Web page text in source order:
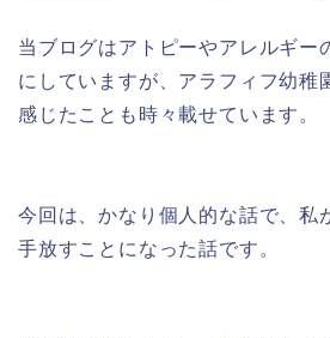
当ブログはアトピーやアレルギー
にしていますが、アラフィフ幼稚
感じたことも時々載せています。
今回は、かなり個人的な話で、私
手放すことになった話です。